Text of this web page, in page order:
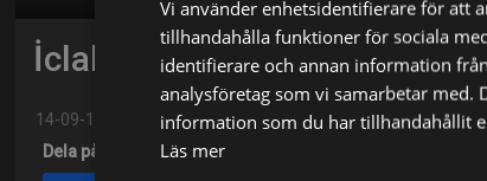
İclal Aydın
14-09-1971
Dela på
Vi använder enhetsidentifierare för att
tillhandahålla funktioner för sociala
identifierare och annan information
analysföretag som vi samarbetar med.
information som du har tillhandahållit
Läs mer